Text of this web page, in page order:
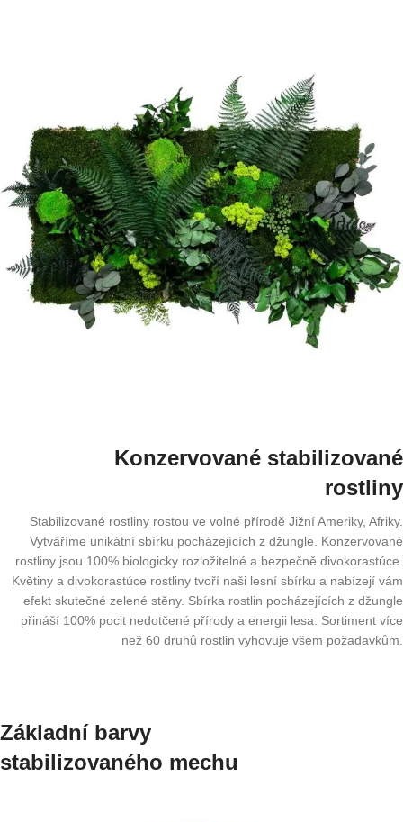
Konzervované stabilizované
rostliny
Stabilizované rostliny rostou ve volné přírodě Jižní Ameriky, Afriky.
Vytváříme unikátní sbírku pocházejících z džungle. Konzervované
rostliny jsou 100% biologicky rozložitelné a bezpečně divokorastúce.
Květiny a divokorastúce rostliny tvoří naši lesní sbírku a nabízejí vám
efekt skutečné zelené stěny. Sbírka rostlin pocházejících z džungle
přináší 100% pocit nedotčené přírody a energii lesa. Sortiment více
než 60 druhů rostlin vyhovuje všem požadavkům.
Základní barvy
stabilizovaného mechu